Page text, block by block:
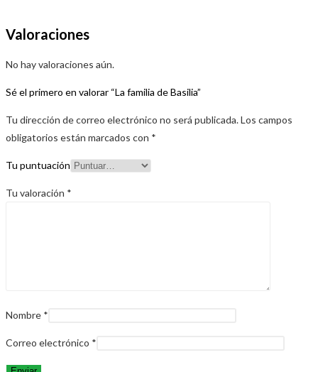
Valoraciones
No hay valoraciones aún.
Sé el primero en valorar “La familia de Basilia”
Tu dirección de correo electrónico no será publicada.Los campos
obligatorios están marcados con *
Tu puntuación
Tu valoración *
Nombre *
Correo electrónico *